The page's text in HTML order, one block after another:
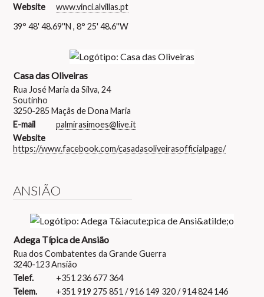
Website
www.vinci.alvillas.pt
39° 48' 48.69''N , 8° 25' 48.6''W
Casa das Oliveiras
Rua José Maria da Silva, 24
Soutinho
3250-285 Maçãs de Dona Maria
E-mail
palmirasimoes@live.it
Website
https://www.facebook.com/casadasoliveirasofficialpage/
ANSIÃO
Adega Típica de Ansião
Rua dos Combatentes da Grande Guerra
3240-123 Ansião
Telef.
+351 236 677 364
Telem.
+351 919 275 851 / 916 149 320 / 914 824 146